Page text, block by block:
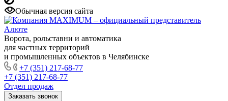
Обычная версия сайта
Ворота, рольставни и автоматика
для частных территорий
и промышленных объектов в Челябинске
+7 (351) 217-68-77
+7 (351) 217-68-77
Отдел продаж
Заказать звонок